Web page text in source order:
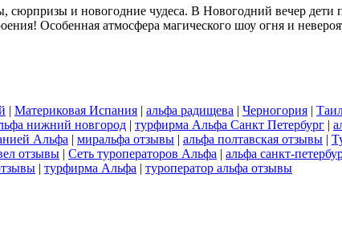
и новогодние чудеса. В Новогодний вечер дети
Особенная атмосфера магического шоу огня и
| Материковая Испания | альфа радищева | Черногория |
нижний новгород | турфирма Альфа Санкт Петербург |
Альфа | миральфа отзывы | альфа полтавская отзывы |
отзывы | Сеть туроператоров Альфа | альфа санкт-
| турфирма Альфа | туроператор альфа отзывы